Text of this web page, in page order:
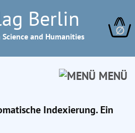
Berlin
and Humanities ∅
MENÜ
Indexierung. Ein